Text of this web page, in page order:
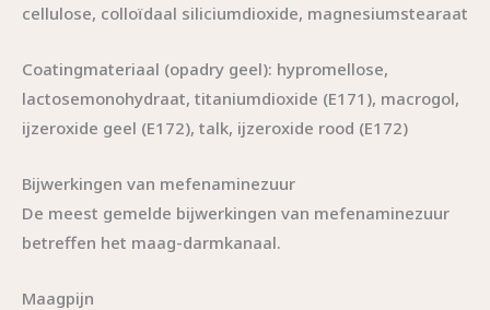
cellulose, colloïdaal siliciumdioxide, magnesiumstearaat
Coatingmateriaal (opadry geel): hypromellose,
lactosemonohydraat, titaniumdioxide (E171), macrogol,
ijzeroxide geel (E172), talk, ijzeroxide rood (E172)
Bijwerkingen van mefenaminezuur
De meest gemelde bijwerkingen van mefenaminezuur
betreffen het maag-darmkanaal.
Maagpijn